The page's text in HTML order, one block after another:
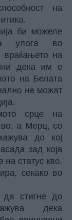
на
би можеле
улога во
на
дека им е
на Белата
не можат
срце на
а Мерц, со
до кој
зад која
статус кво.
секако во
стигне до
дека